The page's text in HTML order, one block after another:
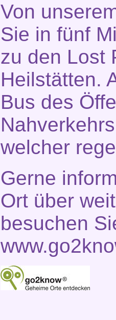
Von
Sie in fünf
zu den Lost
Heilstätten.
Bus des
welcher
Gerne
Ort über
besuchen